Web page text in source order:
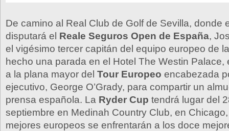
De camino al Real Club de Golf de Sevilla, donde
disputará el Reale Seguros Open de España,
el vigésimo tercer capitán del equipo europeo de
hecho una parada en el Hotel The Westin Palace,
a la plana mayor del Tour Europeo encabezada
ejecutivo, George O’Grady, para compartir un
prensa española. La Ryder Cup tendrá lugar del
septiembre en Medinah Country Club, en
mejores europeos se enfrentarán a los doce